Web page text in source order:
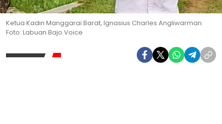
Ketua Kadin Manggarai Barat, Ignasius Charles Angliwarman.
Foto: Labuan Bajo Voice